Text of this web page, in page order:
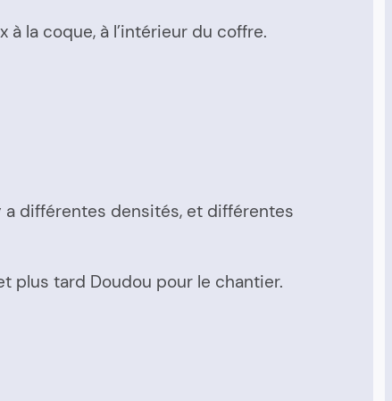
la coque, à l’intérieur du coffre.
a différentes densités, et différentes
plus tard Doudou pour le chantier.